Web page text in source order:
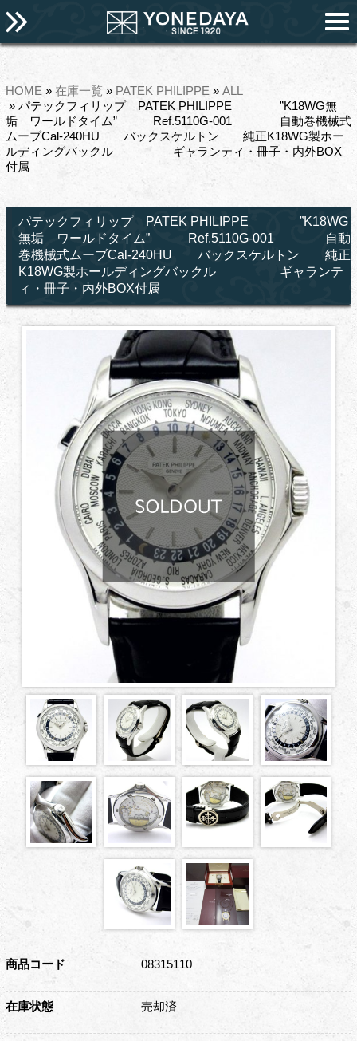
HOME » 在庫一覧 » PATEK PHILIPPE » ALL
» パテックフィリップ PATEK PHILIPPE ”K18WG無
垢 ワールドタイム” Ref.5110G-001 自動巻機械式
ムーブCal-240HU バックスケルトン 純正K18WG製ホー
ルディングバックル ギャランティ・冊子・内外BOX
付属
パテックフィリップ PATEK PHILIPPE ”K18WG
無垢 ワールドタイム” Ref.5110G-001 自動
巻機械式ムーブCal-240HU バックスケルトン 純正
K18WG製ホールディングバックル ギャランテ
ィ・冊子・内外BOX付属
商品コード 08315110
在庫状態 売却済